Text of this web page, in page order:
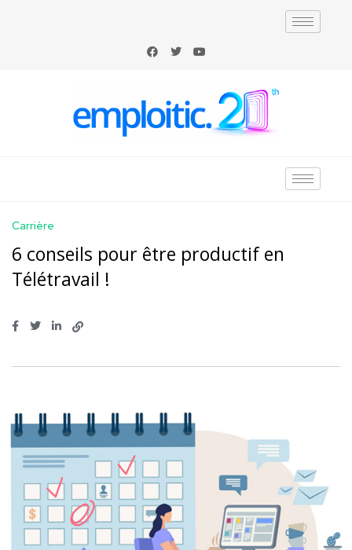
Carrière
6 conseils pour être productif en
Télétravail !